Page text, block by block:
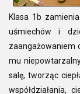
Klasa 1b
uśmiechów i
zaangażowaniem
mu
salę, tworząc
współdziałania,